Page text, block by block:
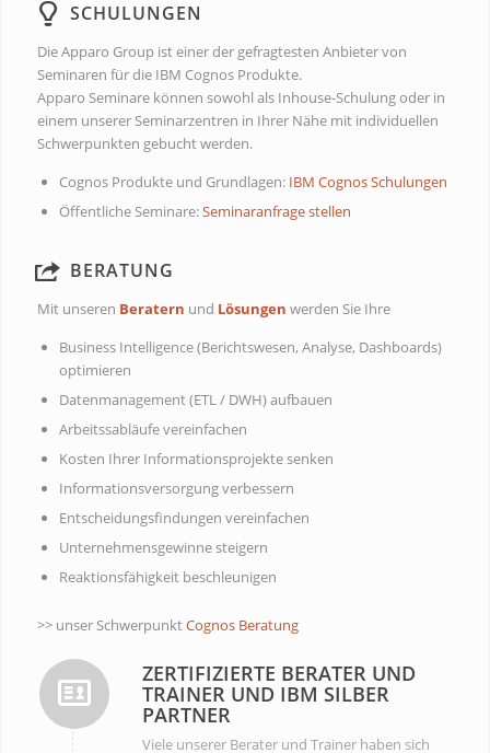
SCHULUNGEN
Die Apparo Group ist einer der gefragtesten Anbieter von
Seminaren für die IBM Cognos Produkte.
Apparo Seminare können sowohl als Inhouse-Schulung oder in
einem unserer Seminarzentren in Ihrer Nähe mit individuellen
Schwerpunkten gebucht werden.
Cognos Produkte und Grundlagen: IBM Cognos Schulungen
Öffentliche Seminare:Seminaranfrage stellen
BERATUNG
Mit unseren Beratern und Lösungen werden Sie Ihre
Business Intelligence (Berichtswesen, Analyse, Dashboards)
optimieren
Datenmanagement (ETL / DWH) aufbauen
Arbeitssabläufe vereinfachen
Kosten Ihrer Informationsprojekte senken
Informationsversorgung verbessern
Entscheidungsfindungen vereinfachen
Unternehmensgewinne steigern
Reaktionsfähigkeit beschleunigen
>> unser SchwerpunktCognos Beratung
ZERTIFIZIERTE BERATER UND
TRAINER UND IBM SILBER
PARTNER
Viele unserer Berater und Trainer haben sich